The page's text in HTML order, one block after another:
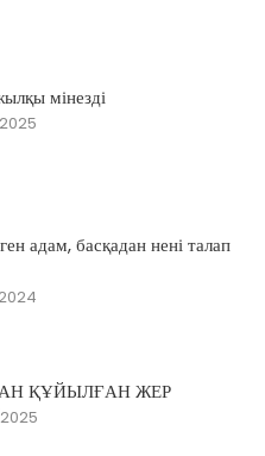
мінезді
адам, басқадан нені талап
ҚҰЙЫЛҒАН ЖЕР